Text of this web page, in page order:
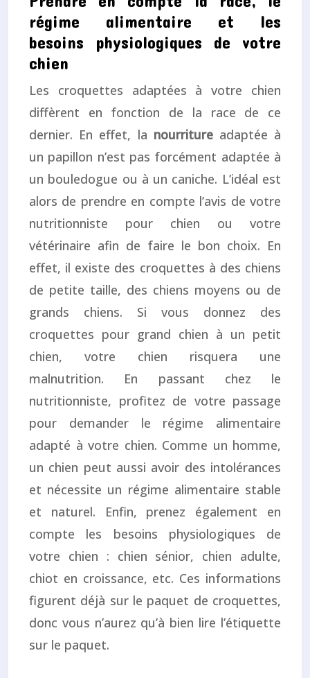
régime alimentaire et les
besoins physiologiques de votre
chien
Les croquettes adaptées à votre chien
diffèrent en fonction de la race de ce
dernier. En effet, la nourritureadaptée à
un papillon n’est pas forcément adaptée à
un bouledogue ou à un caniche. L’idéal est
alors de prendre en compte l’avis de votre
nutritionniste pour chien ou votre
vétérinaire afin de faire le bon choix. En
effet, il existe des croquettes à des chiens
de petite taille, des chiens moyens ou de
grands chiens. Si vous donnez des
croquettes pour grand chien à un petit
chien, votre chien risquera une
malnutrition. En passant chez le
nutritionniste, profitez de votre passage
pour demander le régime alimentaire
adapté à votre chien. Comme un homme,
un chien peut aussi avoir des intolérances
et nécessite un régime alimentaire stable
et naturel. Enfin, prenez également en
compte les besoins physiologiques de
votre chien : chien sénior, chien adulte,
chiot en croissance, etc. Ces informations
figurent déjà sur le paquet de croquettes,
donc vous n’aurez qu’à bien lire l’étiquette
sur le paquet.